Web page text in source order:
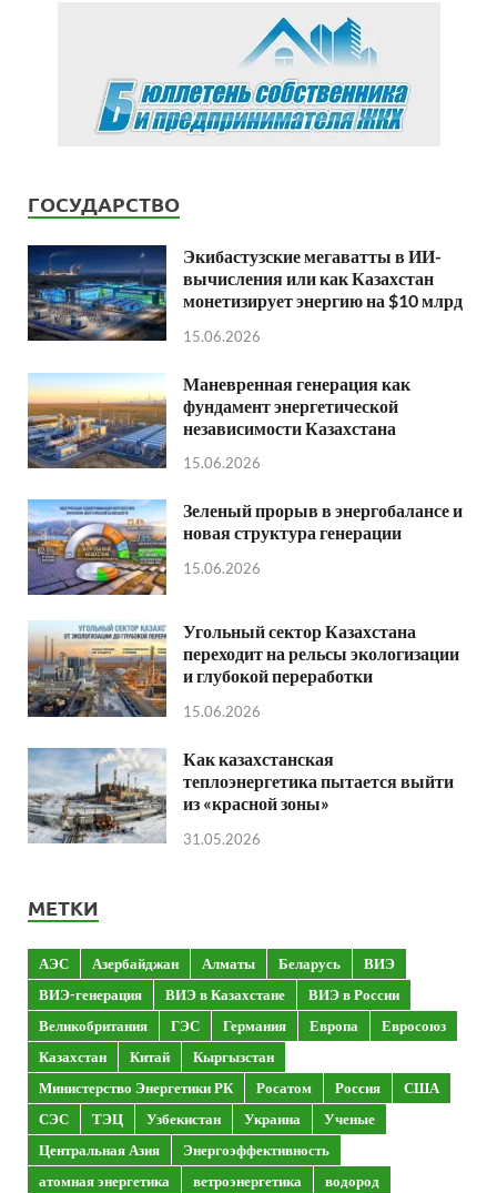
ГОСУДАРСТВО
Экибастузские мегаватты в ИИ-
вычисления или как Казахстан
монетизирует энергию на $10 млрд
15.06.2026
Маневренная генерация как
фундамент энергетической
независимости Казахстана
15.06.2026
Зеленый прорыв в энергобалансе и
новая структура генерации
15.06.2026
Угольный сектор Казахстана
переходит на рельсы экологизации
и глубокой переработки
15.06.2026
Как казахстанская
теплоэнергетика пытается выйти
из «красной зоны»
31.05.2026
МЕТКИ
АЭС Азербайджан Алматы Беларусь
ВИЭ
ВИЭ-генерация
ВИЭ в Казахстане
ВИЭ в России
Великобритания
ГЭС Германия Европа
Евросоюз
Казахстан
Китай
Кыргызстан
Министерство Энергетики РК
Росатом Россия
США
СЭС
ТЭЦ Узбекистан Украина
Ученые
Центральная Азия
Энергоэффективность
атомная энергетика
ветроэнергетика
водород